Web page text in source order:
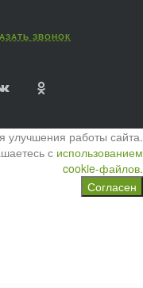
ЗВОНОК
работы сайта.
с использованием
cookie-файлов.
Согласен